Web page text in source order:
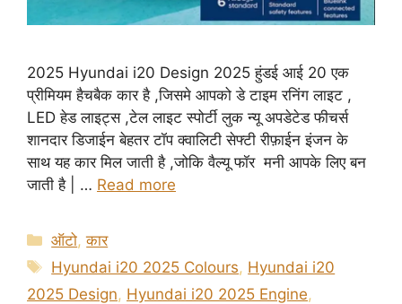
2025 Hyundai i20 Design 2025 हुंडई आई 20 एक
प्रीमियम हैचबैक कार है ,जिसमे आपको डे टाइम रनिंग लाइट ,
LED हेड लाइट्स ,टेल लाइट स्पोर्टी लुक न्यू अपडेटेड फीचर्स
शानदार डिजाईन बेहतर टॉप क्वालिटी सेफ्टी रीफ़ाईन इंजन के
साथ यह कार मिल जाती है ,जोकि वैल्यू फॉर मनी आपके लिए बन
जाती है | … Read more
Categories
ऑटो,कार
Tags
Hyundai i20 2025 Colours, Hyundai i20
2025 Design, Hyundai i20 2025 Engine,